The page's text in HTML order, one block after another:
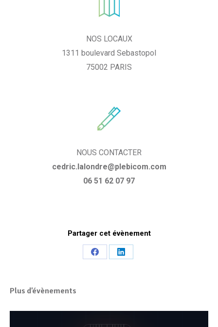
NOS LOCAUX
1311 boulevard Sebastopol
75002 PARIS
NOUS CONTACTER
cedric.lalondre@plebicom.com
06 51 62 07 97
Partager cet évènement
Share
Share
Plus d'évènements